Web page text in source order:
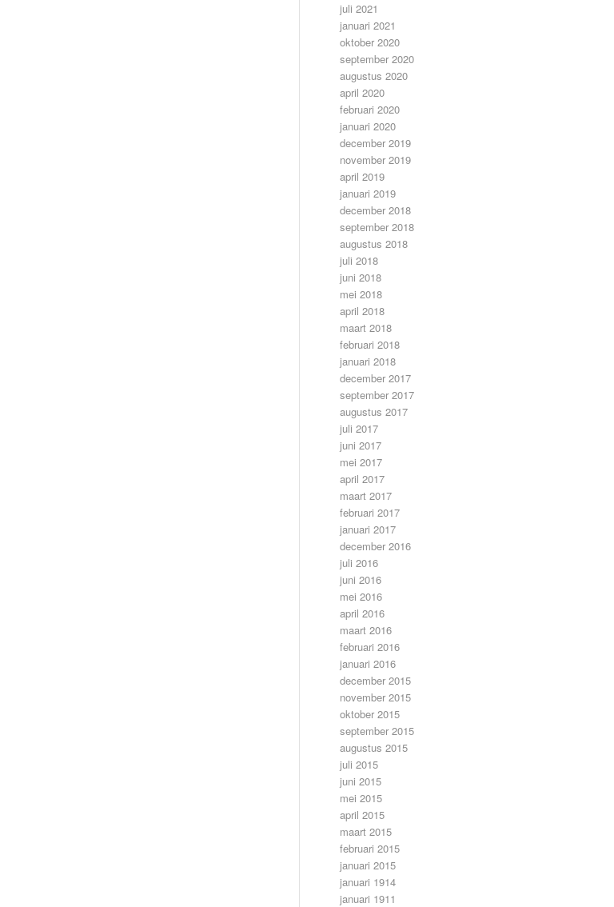
juli 2021
januari 2021
oktober 2020
september 2020
augustus 2020
april 2020
februari 2020
januari 2020
december 2019
november 2019
april 2019
januari 2019
december 2018
september 2018
augustus 2018
juli 2018
juni 2018
mei 2018
april 2018
maart 2018
februari 2018
januari 2018
december 2017
september 2017
augustus 2017
juli 2017
juni 2017
mei 2017
april 2017
maart 2017
februari 2017
januari 2017
december 2016
juli 2016
juni 2016
mei 2016
april 2016
maart 2016
februari 2016
januari 2016
december 2015
november 2015
oktober 2015
september 2015
augustus 2015
juli 2015
juni 2015
mei 2015
april 2015
maart 2015
februari 2015
januari 2015
januari 1914
januari 1911